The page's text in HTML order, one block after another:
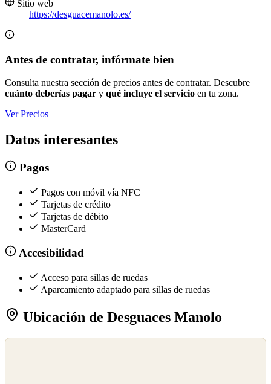
Sitio web
https://desguacemanolo.es/
Antes de contratar, infórmate bien
Consulta nuestra sección de precios antes de contratar. Descubre
cuánto deberías pagar y qué incluye el servicio en tu zona.
Ver Precios
Datos interesantes
Pagos
Pagos con móvil vía NFC
Tarjetas de crédito
Tarjetas de débito
MasterCard
Accesibilidad
Acceso para sillas de ruedas
Aparcamiento adaptado para sillas de ruedas
Ubicación de Desguaces Manolo